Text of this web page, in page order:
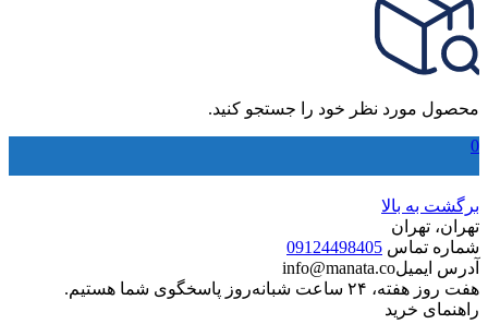
محصول مورد نظر خود را جستجو کنید.
0
برگشت به بالا
تهران، تهران
شماره تماس 09124498405
آدرس ایمیلinfo@manata.co
هفت روز هفته، ۲۴ ساعت شبانه‌روز پاسخگوی شما هستیم.
راهنمای خرید